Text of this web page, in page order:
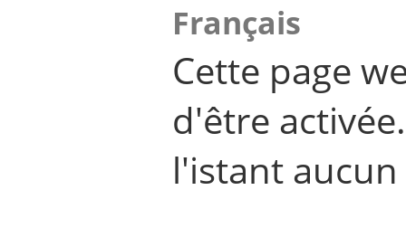
Français
Cette page
d'être
l'istant